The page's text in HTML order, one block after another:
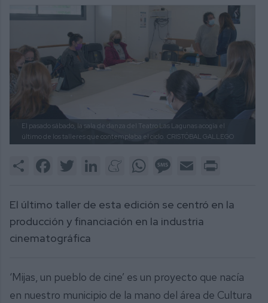
El pasado sábado, la sala de danza del Teatro Las Lagunas acogía el
último de los talleres que contemplaba el ciclo. CRISTÓBAL GALLEGO
Share FacebookTwitter LinkedInMeneameWhatsAppMessage
Email
El último taller de esta edición se centró en la
producción y financiación en la industria
cinematográfica
‘Mijas, un pueblo de cine’ es un proyecto que nacía
en nuestro municipio de la mano del área de Cultura